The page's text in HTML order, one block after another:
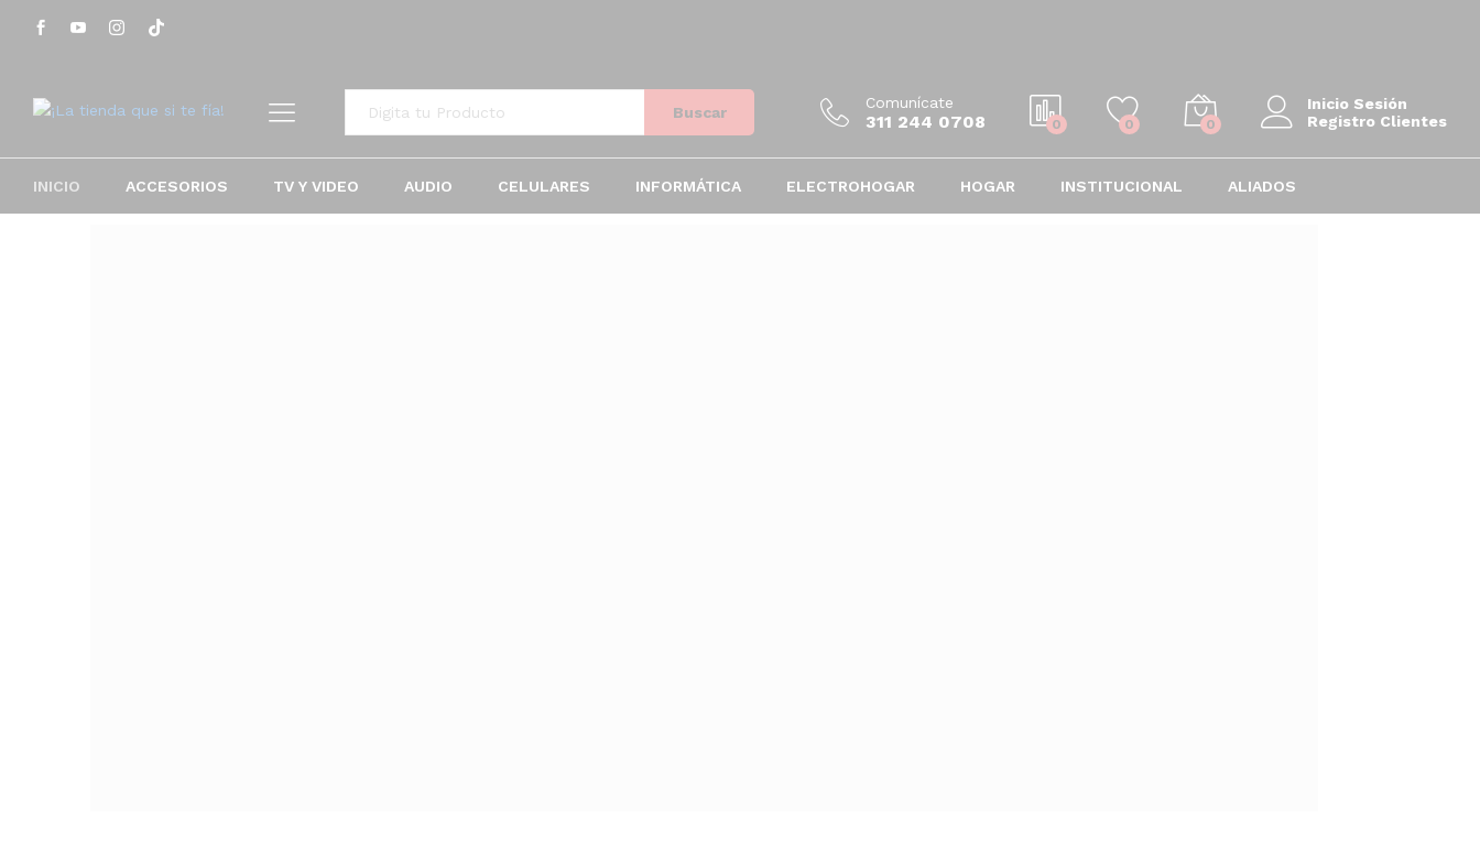
Todo Buscar
Comunícate
311 244 0708 0 0 0
Inicio Sesión
Registro Clientes
INICIO ACCESORIOS TV Y VIDEO AUDIO CELULARES INFORMÁTICA ELECTROHOGAR HOGAR INSTITUCIONAL ALIADOS